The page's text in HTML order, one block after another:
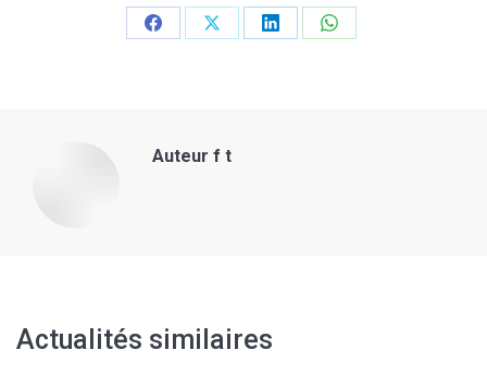
Share Share Share Share
Auteur f t
Actualités similaires